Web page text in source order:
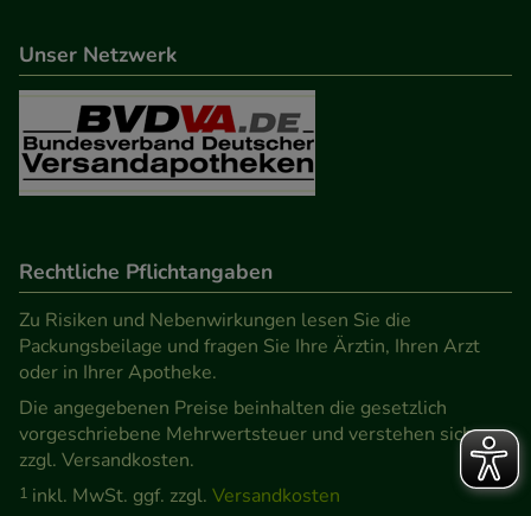
Unser Netzwerk
Rechtliche Pflichtangaben
Zu Risiken und Nebenwirkungen lesen Sie die
Packungsbeilage und fragen Sie Ihre Ärztin, Ihren Arzt
oder in Ihrer Apotheke.
Die angegebenen Preise beinhalten die gesetzlich
vorgeschriebene Mehrwertsteuer und verstehen sich
zzgl. Versandkosten.
1 inkl. MwSt. ggf. zzgl. Versandkosten